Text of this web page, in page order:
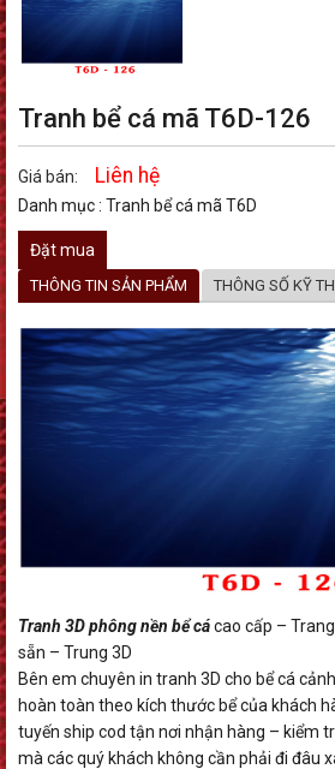
Tranh bể cá mã T6D-126
Giá bán: Liên hệ
Danh mục : Tranh bể cá mã T6D
Đặt mua
THÔNG TIN SẢN PHẨM THÔNG SỐ KỸ
Tranh 3D phông nền bể cácao cấp –
sẵn – Trung 3D
Bên em chuyên in tranh 3D cho bể cá
hoàn toàn theo kích thước bể của khách
tuyến ship cod tận nơi nhận hàng – kiểm
mà các quý khách không cần phải đi đâu